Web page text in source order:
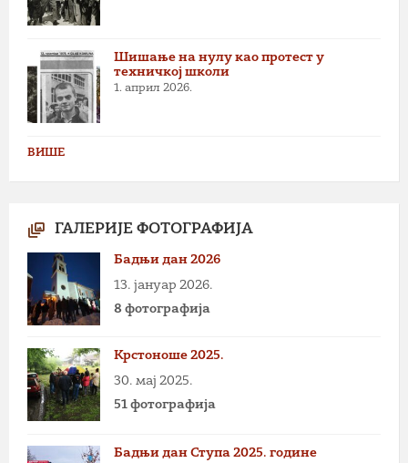
Шишање на нулу као протест у
техничкој школи
1. април 2026.
ВИШЕ
ГАЛЕРИЈЕ ФОТОГРАФИЈА
Бадњи дан 2026
13. јануар 2026.
8 фотографија
Крстоноше 2025.
30. мај 2025.
51 фотографија
Бадњи дан Ступа 2025. године